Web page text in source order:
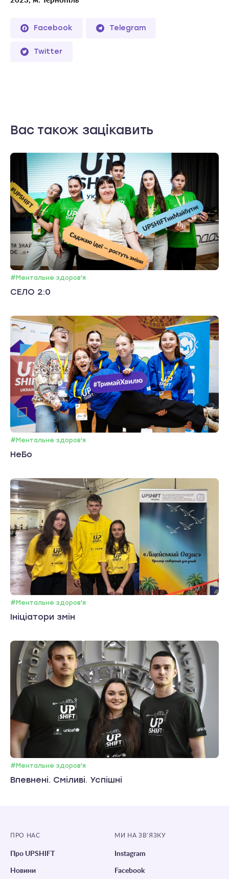
Facebook Telegram
Twitter
Вас також зацікавить
#Ментальне здоров'я
СЕЛО 2:0
#Ментальне здоров'я
НеБо
#Ментальне здоров'я
Ініціатори змін
#Ментальне здоров'я
Впевнені. Сміливі. Успішні
ПРО НАС
Про UPSHIFT
Новини
МИ НА ЗВ’ЯЗКУ
Instagram
Facebook